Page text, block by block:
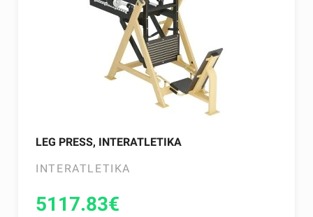
LEG PRESS, INTERATLETIKA
INTERATLETIKA
5117.83€